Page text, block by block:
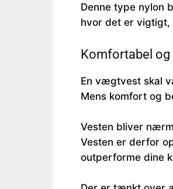
Denne type nylon
hvor det er vigtigt,
Komfortabel
En vægtvest skal
Mens komfort og
Vesten bliver
Vesten er derfor
outperforme dine